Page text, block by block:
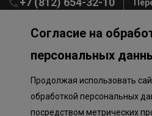
Политика обработки персональных
Информация о плановом направлении
на строительство соц.объектов в Окле
Приложение к программе лояльности
Согласие на
персональных
Продолжая использовать
обработкой персональных
посредством метрических